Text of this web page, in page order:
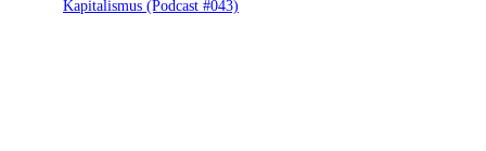
Kapitalismus (Podcast #043)